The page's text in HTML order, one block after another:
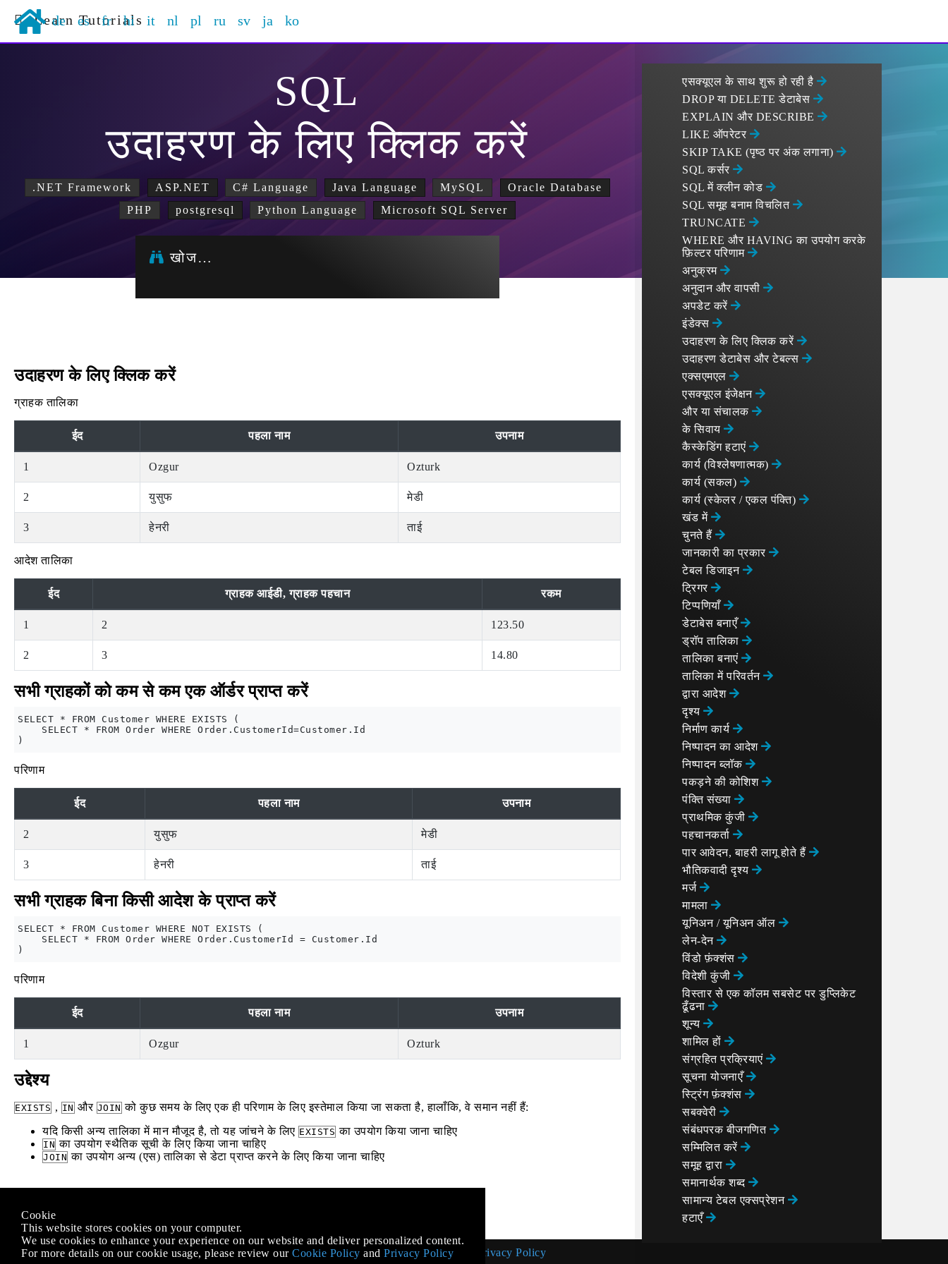
Learn Tutorials
de es fr hi it nl pl ru sv ja ko
SQL
उदाहरण के लिए क्लिक करें
.NET Framework ASP.NET C# Language Java Language MySQL
Oracle Database
PHP
postgresql Python Language Microsoft SQL Server
खोज…
उदाहरण के लिए क्लिक करें
ग्राहक तालिका
ईद पहला नाम उपनाम
1 Ozgur Ozturk
2 युसुफ मेडी
3 हेनरी ताई
आदेश तालिका
ईद ग्राहक आईडी, ग्राहक पहचान रकम
1 2 123.50
2 3 14.80
सभी ग्राहकों को कम से कम एक ऑर्डर प्राप्त करें
SELECT * FROM Customer WHERE EXISTS (
    SELECT * FROM Order WHERE Order.CustomerId=Customer.Id
परिणाम
ईद पहला नाम उपनाम
2 युसुफ मेडी
3 हेनरी ताई
सभी ग्राहक बिना किसी आदेश के प्राप्त करें
SELECT * FROM Customer WHERE NOT EXISTS (
    SELECT * FROM Order WHERE Order.CustomerId = Customer.Id
परिणाम
ईद पहला नाम उपनाम
1 Ozgur Ozturk
उद्देश्य
EXISTS , IN और JOIN को कुछ समय के लिए एक ही परिणाम के लिए इस्तेमाल किया जा सकता है, हालाँकि, वे समान नहीं हैं:
यदि किसी अन्य तालिका में मान मौजूद है, तो यह जांचने के लिए EXISTS का उपयोग किया जाना चाहिए
IN का उपयोग स्थैतिक सूची के लिए किया जाना चाहिए
JOIN का उपयोग अन्य (एस) तालिका से डेटा प्राप्त करने के लिए किया जाना चाहिए
के तहत लाइसेंस प्राप्त है
से संबद्ध नहीं हैStack Overflow
एसक्यूएल के साथ शुरू हो रही है
DROP या DELETE डेटाबेस
EXPLAIN और DESCRIBE
LIKE ऑपरेटर
SKIP TAKE (पृष्ठ पर अंक लगाना)
SQL कर्सर
SQL में क्लीन कोड
SQL समूह बनाम विचलित
TRUNCATE
WHERE और HAVING का उपयोग करके
फ़िल्टर परिणाम
अनुक्रम
अनुदान और वापसी
अपडेट करें
इंडेक्स
उदाहरण के लिए क्लिक करें
उदाहरण डेटाबेस और टेबल्स
एक्सएमएल
एसक्यूएल इंजेक्षन
और या संचालक
के सिवाय
कैस्केडिंग हटाएं
कार्य (विश्लेषणात्मक)
कार्य (सकल)
कार्य (स्केलर / एकल पंक्ति)
खंड में
चुनते हैं
जानकारी का प्रकार
टेबल डिजाइन
ट्रिगर
टिप्पणियाँ
डेटाबेस बनाएँ
ड्रॉप तालिका
तालिका बनाएं
तालिका में परिवर्तन
द्वारा आदेश
दृश्य
निर्माण कार्य
निष्पादन का आदेश
निष्पादन ब्लॉक
पकड़ने की कोशिश
पंक्ति संख्या
प्राथमिक कुंजी
पहचानकर्ता
पार आवेदन, बाहरी लागू होते हैं
भौतिकवादी दृश्य
मर्ज
मामला
यूनिअन / यूनिअन ऑल
लेन-देन
विंडो फ़ंक्शंस
विदेशी कुंजी
विस्तार से एक कॉलम सबसेट पर डुप्लिकेट
ढूँढना
शून्य
शामिल हों
संग्रहित प्रक्रियाएं
सूचना योजनाएँ
स्ट्रिंग फ़ंक्शंस
सबक्वेरी
संबंधपरक बीजगणित
सम्मिलित करें
समूह द्वारा
समानार्थक शब्द
सामान्य टेबल एक्सप्रेशन
हटाएँ
Cookie Policy Privacy Policy
Cookie
This website stores cookies on your computer.
We use cookies to enhance your experience on our website and deliver personalized content.
For more details on our cookie usage, please review our Cookie Policy and Privacy Policy